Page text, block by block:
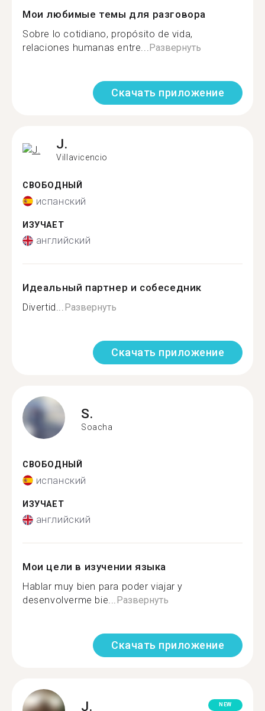
Мои любимые темы для разговора
Sobre lo cotidiano, propósito de vida,
relaciones humanas entre...Развернуть
Скачать приложение
J.
Villavicencio
СВОБОДНЫЙ
испанский
ИЗУЧАЕТ
английский
Идеальный партнер и собеседник
Divertid...Развернуть
Скачать приложение
S.
Soacha
СВОБОДНЫЙ
испанский
ИЗУЧАЕТ
английский
Мои цели в изучении языка
Hablar muy bien para poder viajar y
desenvolverme bie...Развернуть
Скачать приложение
J. NEW